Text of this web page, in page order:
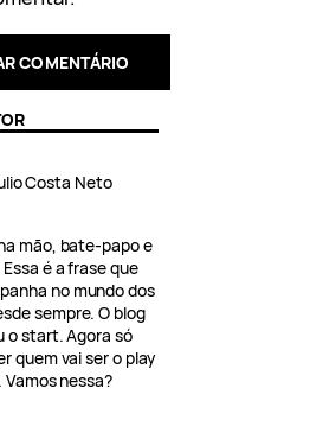
Costa Neto
mão, bate-papo e
é a frase que
no mundo dos
sempre. O blog
o start. Agora só
quem vai ser o play
Vamos nessa?